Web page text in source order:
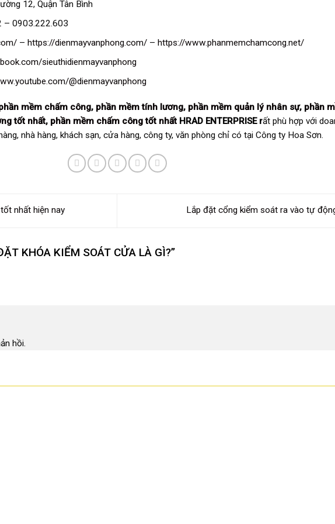
12, Quận Tân Bình
0903.222.603
– https://dienmayvanphong.com/– https://www.phanmemchamcong.net/
sieuthidienmayvanphong
@dienmayvanphong
mềm chấm công, phần mềm tính lương, phần mềm quản lý nhân sự, phần
tốt nhất, phần mềm chấm công tốt nhất HRAD ENTERPRISE rất phù hợp với
nhà hàng, khách sạn, cửa hàng, công ty, văn phòng chỉ có tại Công ty Hoa Sơn.
nhất hiện nay Lắp đặt cổng kiểm soát ra vào tự
KHÓA KIỂM SOÁT CỬA LÀ GÌ?”
hồi.